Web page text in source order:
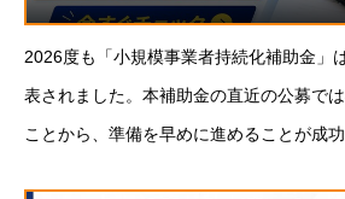
2026度も「小規模事業者持続化補助金」
表されました。本補助金の直近の公募で
ことから、準備を早めに進めることが成